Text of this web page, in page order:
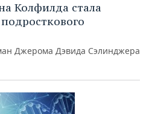
Колфилда стала
Джерома Дэвида Сэлинджера